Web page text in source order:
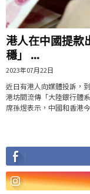
港人在中國提款
穩」 ...
2023年07月22日
近日有港人向媒體投訴，
港坊間流傳「大陸銀行體
席孫煜表示，中國和香港